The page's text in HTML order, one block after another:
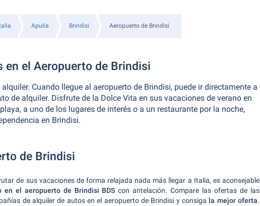
Apulia Brindisi Aeropuerto de Brindisi
en el Aeropuerto de Brindisi
Cuando llegue al aeropuerto de Brindisi, puede ir directamente a
de alquiler. Disfrute de la Dolce Vita en sus vacaciones de verano en
a uno de los lugares de interés o a un restaurante por la noche,
en Brindisi.
de Brindisi
de sus vacaciones de forma relajada nada más llegar a Italia, es aconsejable
en el aeropuerto de Brindisi BDS con antelación. Compare las ofertas de las
de alquiler de autos en el aeropuerto de Brindisi y consiga la mejor oferta.